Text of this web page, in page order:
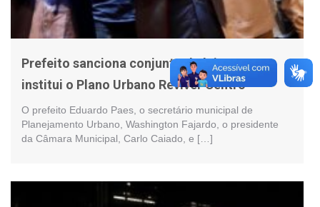
Prefeito sanciona conjunto de leis que
institui o Plano Urbano Reviver Centro
O prefeito Eduardo Paes, o secretário municipal de
Planejamento Urbano, Washington Fajardo, o presidente
da Câmara Municipal, Carlo Caiado, e […]